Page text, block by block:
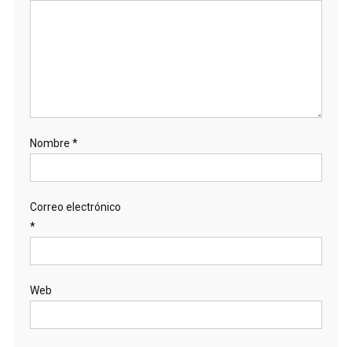
–
I)
KV.
Nombre *
Correo electrónico
*
Web